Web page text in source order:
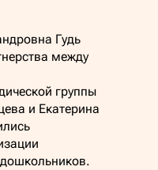
Гудь
между
группы
и Екатерина